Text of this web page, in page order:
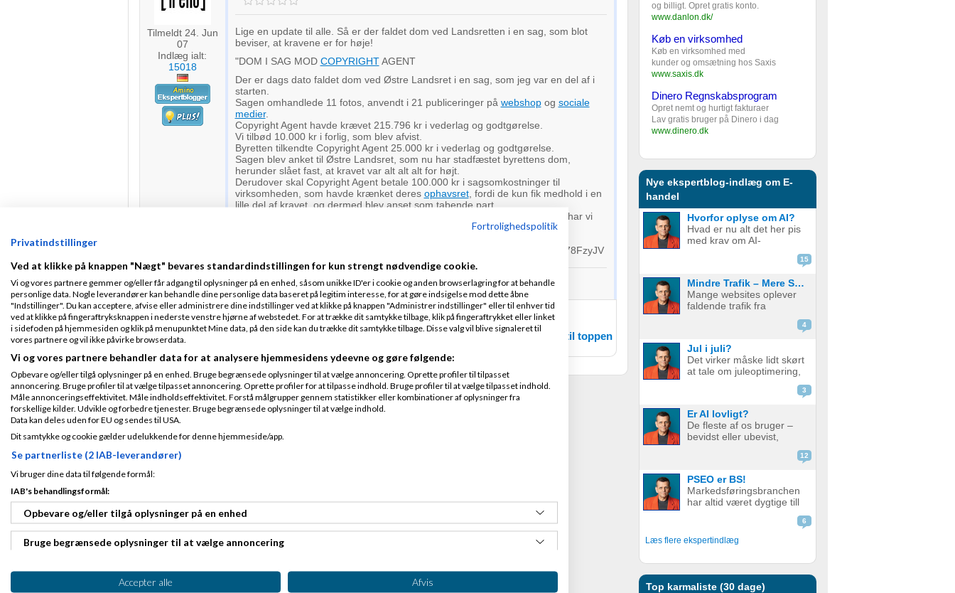
Tilmeldt 24. Jun
07
Indlæg ialt:
15018
Lige en update til alle. Så er der faldet dom ved Landsretten i en sag, som blot
beviser, at kravene er for høje!
"DOM I SAG MOD COPYRIGHTAGENT
Der er dags dato faldet dom ved Østre Landsret i en sag, som jeg var en del af i
starten.
Sagen omhandlede 11 fotos, anvendt i 21 publiceringer på webshopog sociale
medier.
Copyright Agent havde krævet 215.796 kr i vederlag og godtgørelse.
Vi tilbød 10.000 kr i forlig, som blev afvist.
Byretten tilkendte Copyright Agent 25.000 kr i vederlag og godtgørelse.
Sagen blev anket til Østre Landsret, som nu har stadfæstet byrettens dom,
herunder slået fast, at kravet var alt alt alt for højt.
Derudover skal Copyright Agent betale 100.000 kr i sagsomkostninger til
virksomheden, som havde krænket deres ophavsret, fordi de kun fik medhold i en
lille del af kravet, og dermed blev anset som tabende part.
Jeg har hele tiden påpeget, at deres opgørelser af krav er for høje, og nu har vi
.com/notallowed.dk/posts/pfbid0272y86xM3z9BiEK78FzyJV
T9pYgJxVxHjfqnTc1WEmLL5M2wWsZ8D9JvL3fxuGEWSl
Naturprodukter fra Cosmos Co. Argan olie - Kaktus olie - Grønt ler mm.
https://shop.cosmos-co.eu/da/
Side 2 ud af 2 (11 indlæg) < Forrige 1 2
RSS-feed
Tilbage til toppen
og billigt. Opret gratis konto.
www.danlon.dk/
Køb en virksomhed
Køb en virksomhed med
kunder og omsætning hos Saxis
www.saxis.dk
Dinero Regnskabsprogram
Opret nemt og hurtigt fakturaer
Lav gratis bruger på Dinero i dag
www.dinero.dk
Nye ekspertblog-indlæg om E-
handel
Hvorfor oplyse om AI?
Hvad er nu alt det her pis
med krav om AI-
have det. Spotify vil have
hopper også med på
vognen. Men… hvorfor
egentlig? OK, boomer –
15
Mindre Trafik – Mere Salg
Mange websites oplever
faldende trafik fra
Google. Nogle mistænker
de bare ikke ranker så
godt som før. Men er det
nu så slemt? Måske er det
4
Jul i juli?
Det virker måske lidt skørt
at tale om juleoptimering,
faktisk god grund til det.
Alt for mange glemmer at
forberede deres website
3
Er AI lovligt?
De fleste af os bruger –
bevidst eller ubevist,
eller delvist bygger på AI.
stille spørgsmål ved, om
det er lovligt. AI er en
meget bred betegnelse
12
PSEO er BS!
Markedsføringsbranchen
har altid været dygtige till
at pakke gammel fisk ind i
Nogle gange lidt for
dygtige. Giv en støvet,
meget kr...
6
Læs flere ekspertindlæg
Top karmaliste (30 dage)
Fortrolighedspolitik
Privatindstillinger
Ved at klikke på knappen "Nægt" bevares standardindstillingen for kun strengt nødvendige cookie.
Vi og vores partnere gemmer og/eller får adgang til oplysninger på en enhed, såsom unikke ID'er i cookie og anden browserlagring for at behandle
personlige data. Nogle leverandører kan behandle dine personlige data baseret på legitim interesse, for at gøre indsigelse mod dette åbne
"Indstillinger". Du kan acceptere, afvise eller administrere dine indstillinger ved at klikke på knappen "Administrer indstillinger" eller til enhver tid
ved at klikke på fingeraftryksknappen i nederste venstre hjørne af webstedet. For at trække dit samtykke tilbage, klik på fingeraftrykket eller linket
i sidefoden på hjemmesiden og klik på menupunktet Mine data, på den side kan du trække dit samtykke tilbage. Disse valg vil blive signaleret til
vores partnere og vil ikke påvirke browserdata.
Vi og vores partnere behandler data for at analysere hjemmesidens ydeevne og gøre følgende:
Opbevare og/eller tilgå oplysninger på en enhed. Bruge begrænsede oplysninger til at vælge annoncering. Oprette profiler til tilpasset
annoncering. Bruge profiler til at vælge tilpasset annoncering. Oprette profiler for at tilpasse indhold. Bruge profiler til at vælge tilpasset indhold.
Måle annonceringseffektivitet. Måle indholdseffektivitet. Forstå målgrupper gennem statistikker eller kombinationer af oplysninger fra
forskellige kilder. Udvikle og forbedre tjenester. Bruge begrænsede oplysninger til at vælge indhold.
Data kan deles uden for EU og sendes til USA.
Dit samtykke og cookie gælder udelukkende for denne hjemmeside/app.
Se partnerliste (2 IAB-leverandører)
Vi bruger dine data til følgende formål:
IAB's behandlingsformål:
Opbevare og/eller tilgå oplysninger på en enhed
Bruge begrænsede oplysninger til at vælge annoncering
Oprette profiler til tilpasset annoncering
Accepter alle Afvis